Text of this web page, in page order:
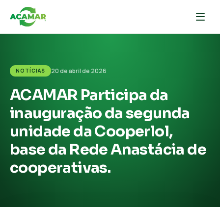
NOTÍCIAS 20 de abril de 2026
ACAMAR Participa da
inauguração da segunda
unidade da Cooperlol,
base da Rede Anastácia de
cooperativas.